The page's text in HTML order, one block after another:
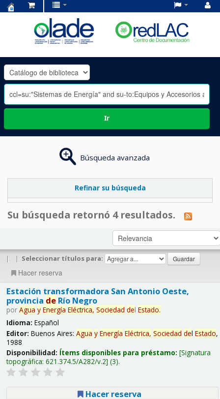
OLADE
-
Ir
Búsqueda avanzada
Refinar su búsqueda
Su búsqueda retornó 4 resultados.
| | Seleccionar títulos para:
Hacer reserva
Estación transformadora San Antonio Oeste,
provincia deRío Negro
por Agua y Energía Eléctrica, Sociedad del Estado.
Idioma: Español
Editor: Buenos Aires: Agua y Energía Eléctrica, Sociedad del Estado,
1988
Disponibilidad: Ítems disponibles para préstamo: Signatura
topográfica: 621.374.5/A282/v.2 (3).
Hacer reserva